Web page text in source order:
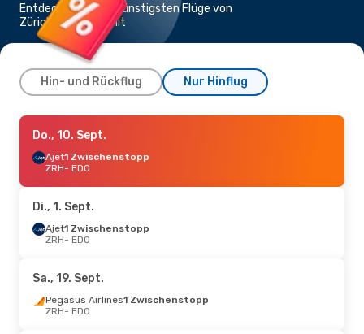
Entdecken Sie die günstigsten Flüge von
Zürich nach Edremit
Hin- und Rückflug Nur Hinflug
Di., 15. Sept.- Do., 17. Sept.
Ajet1 Zwischenstopp
ZRH- EDO
EDO- ZRH
Fr., 28. Aug.- Do., 3. Sept.
Ajet1 Zwischenstopp
EDO - ZRH
Do., 10. Sept.
Ajet1 Zwischenstopp
ZRH- EDO
Di., 1. Sept.
Ajet1 Zwischenstopp
ZRH- EDO
Sa., 19. Sept.
Pegasus Airlines1 Zwischenstopp
ZRH- EDO